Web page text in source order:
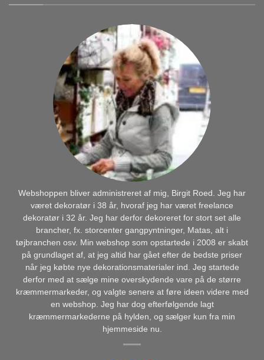
Webshoppen bliver administreret af mig, Birgit Roed. Jeg har
været dekoratør i 38 år, hvoraf jeg har været freelance
dekoratør i 32 år. Jeg har derfor dekoreret for stort set alle
brancher, fx. storcenter gangpyntninger, Matas, alt i
tøjbranchen osv. Min webshop som opstartede i 2008 er skabt
på grundlaget af, at jeg altid har gået efter de bedste priser
når jeg købte nye dekorationsmaterialer ind. Jeg startede
derfor med at sælge mine overskydende vare på de større
kræmmermarkeder, og valgte senere at føre ideen videre med
en webshop. Jeg har dog efterfølgende lagt
kræmmermarkederne på hylden, og sælger kun fra min
hjemmeside nu.